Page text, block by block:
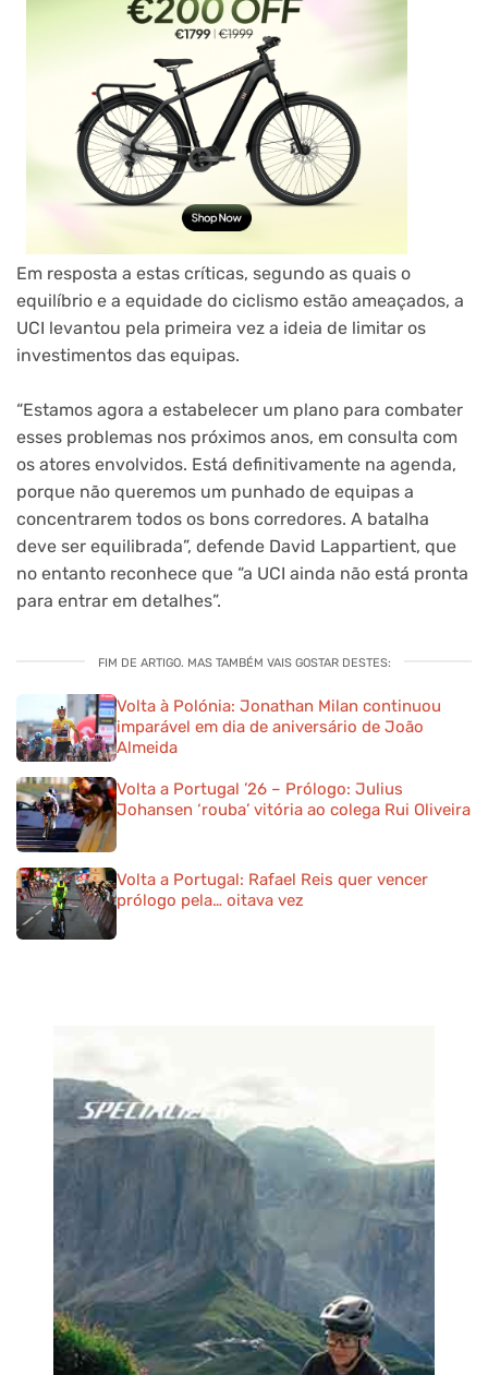
Em resposta a estas críticas, segundo as quais o
equilíbrio e a equidade do ciclismo estão ameaçados, a
UCI levantou pela primeira vez a ideia de limitar os
investimentos das equipas.
“Estamos agora a estabelecer um plano para combater
esses problemas nos próximos anos, em consulta com
os atores envolvidos. Está definitivamente na agenda,
porque não queremos um punhado de equipas a
concentrarem todos os bons corredores. A batalha
deve ser equilibrada”, defende David Lappartient, que
no entanto reconhece que “a UCI ainda não está pronta
para entrar em detalhes”.
FIM DE ARTIGO. MAS TAMBÉM VAIS GOSTAR DESTES:
Volta à Polónia: Jonathan Milan continuou
imparável em dia de aniversário de João
Almeida
Volta a Portugal ’26 – Prólogo: Julius
Johansen ‘rouba’ vitória ao colega Rui Oliveira
Volta a Portugal: Rafael Reis quer vencer
prólogo pela… oitava vez